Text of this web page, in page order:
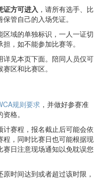
证方可进入 ，请所有选手、比
管自己的入场凭证。
区域的单独标识，一人一证切
，如不能参加比赛等。
见本页下面。陪同人员仅可
区和比赛区。
规则要求 ，并做好参赛准
格。
赛程，报名截止后可能会依
，同时比赛日也可能根据现
日注意现场通知以免耽误您
原时间达到或者超过该时限，